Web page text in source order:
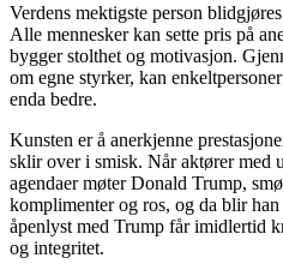
Verdens mektigste person
Alle mennesker kan sette pris på
bygger stolthet og motivasjon.
om egne styrker, kan
enda bedre.
Kunsten er å anerkjenne
sklir over i smisk. Når aktører med
agendaer møter Donald Trump,
komplimenter og ros, og da blir
åpenlyst med Trump får imidlertid
og integritet.